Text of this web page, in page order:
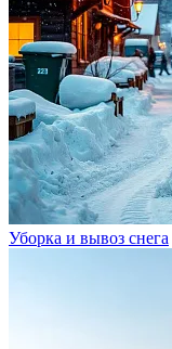
Уборка и вывоз снега